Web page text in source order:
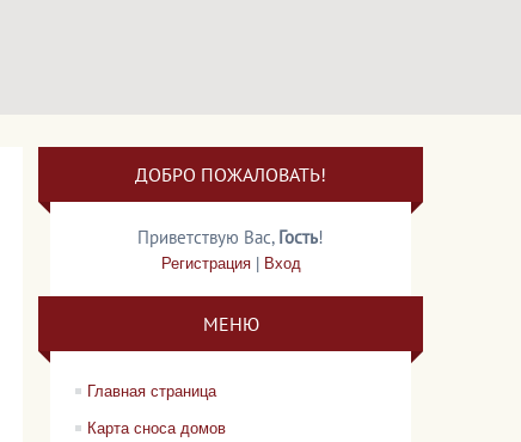
ДОБРО ПОЖАЛОВАТЬ!
Приветствую Вас, Гость!
Регистрация| Вход
МЕНЮ
Главная страница
Карта сноса домов